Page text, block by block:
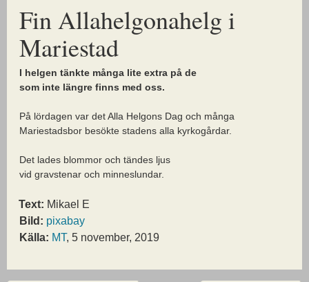
Fin Allahelgonahelg i
Mariestad
I helgen tänkte många lite extra på de
som inte längre finns med oss.
På lördagen var det Alla Helgons Dag och många
Mariestadsbor besökte stadens alla kyrkogårdar.
Det lades blommor och tändes ljus
vid gravstenar och minneslundar.
Text: Mikael E
Bild: pixabay
Källa: MT, 5 november, 2019